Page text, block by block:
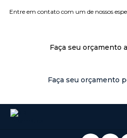
Entre em contato com um de nossos
Faça seu orçamento
Faça seu orçamento